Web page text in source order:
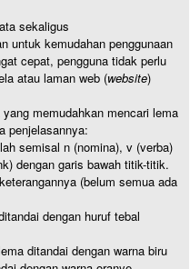
sekaligus
untuk kemudahan penggunaan
cepat, pengguna tidak perlu
atau laman web (website)
memudahkan mencari lema
penjelasannya:
semisal n (nomina), v (verba)
dengan garis bawah titik-titik.
(belum semua ada
dengan huruf tebal
ditandai dengan warna biru